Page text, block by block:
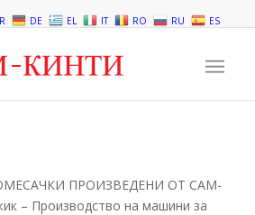
ПРОИЗВЕДЕНИ ОТ САМ-
– Производство на машини за
DE EL IT RO RU ES